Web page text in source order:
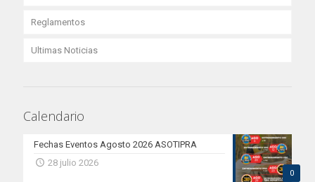
Reglamentos
Ultimas Noticias
Calendario
0
Fechas Eventos Agosto 2026 ASOTIPRA
28 julio 2026